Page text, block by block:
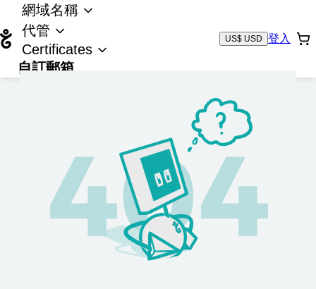
網域名稱
代管
Certificates
自訂郵箱
US$ USD 登入